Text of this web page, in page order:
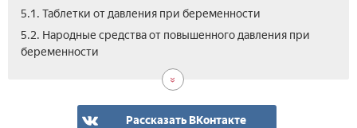
5.1. Таблетки от давления при беременности
5.2. Народные средства от повышенного давления при
беременности
Рассказать ВКонтакте